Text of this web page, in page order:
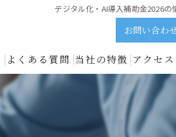
デジタル化・AI導入補助金2026の
お問い合わ
誠実に解説 | ビジョンネクスト
よくある質問 当社の特徴
資金調達
アクセス